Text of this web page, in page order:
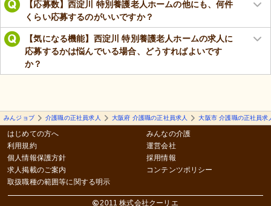
【応募数】西淀川 特別養護老人ホームの他にも、何件
くらい応募するのがいいですか？
【気になる機能】西淀川 特別養護老人ホームの求人に
応募するかは悩んでいる場合、どうすればよいです
か？
みんジョブ 介護職の正社員求人 大阪府 介護職の正社員求人 大阪市 介護職の正社員求
はじめての方へ
利用規約
個人情報保護方針
求人掲載のご案内
取扱職種の範囲等に関する明示
みんなの介護
運営会社
採用情報
コンテンツポリシー
2011 株式会社クーリエ